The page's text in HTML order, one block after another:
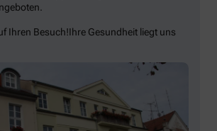
Ihren Besuch!Ihre Gesundheit liegt uns